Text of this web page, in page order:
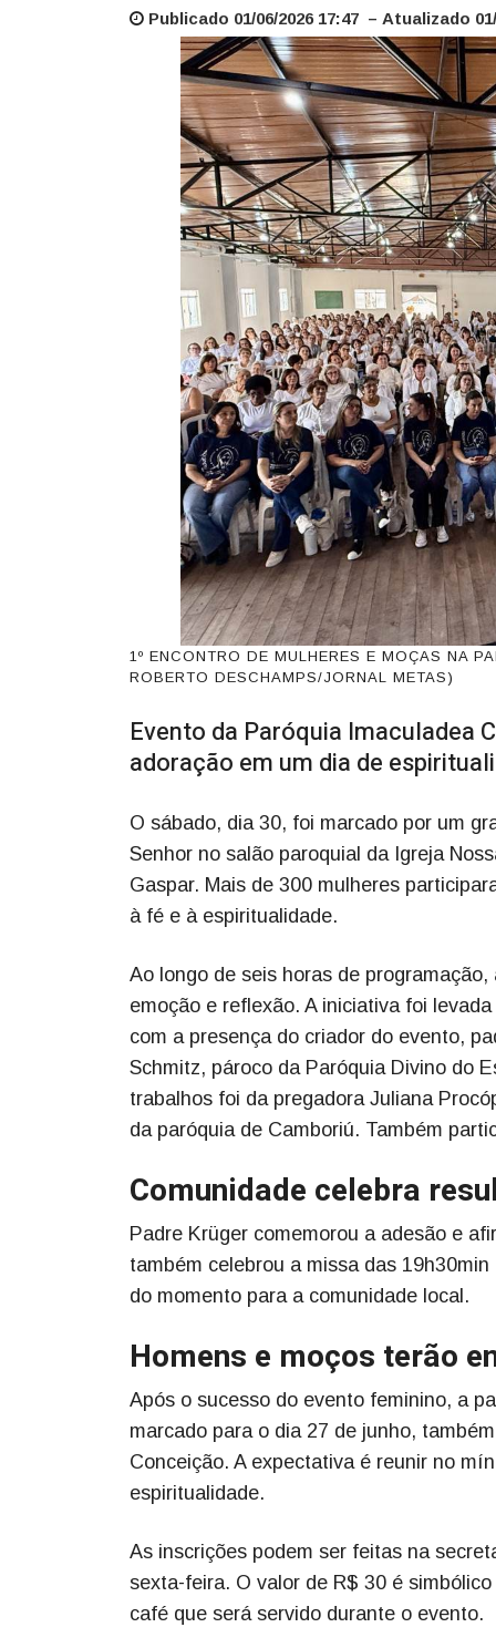
Publicado 01/06/2026 17:47 – Atualizado 01/
1º ENCONTRO DE MULHERES E MOÇAS NA
ROBERTO DESCHAMPS/JORNAL METAS)
Evento da Paróquia Imaculadea
adoração em um dia de
O sábado, dia 30, foi marcado por um
Senhor no salão paroquial da Igreja
Gaspar. Mais de 300 mulheres
à fé e à espiritualidade.
Ao longo de seis horas de
emoção e reflexão. A iniciativa foi
com a presença do criador do evento,
Schmitz, pároco da Paróquia Divino do
trabalhos foi da pregadora Juliana
da paróquia de Camboriú. Também
Comunidade celebra
Padre Krüger comemorou a adesão e
também celebrou a missa das
do momento para a comunidade local.
Homens e moços terão
Após o sucesso do evento feminino, a
marcado para o dia 27 de junho,
Conceição. A expectativa é reunir no
espiritualidade.
As inscrições podem ser feitas na
sexta-feira. O valor de R$ 30 é
café que será servido durante o evento.